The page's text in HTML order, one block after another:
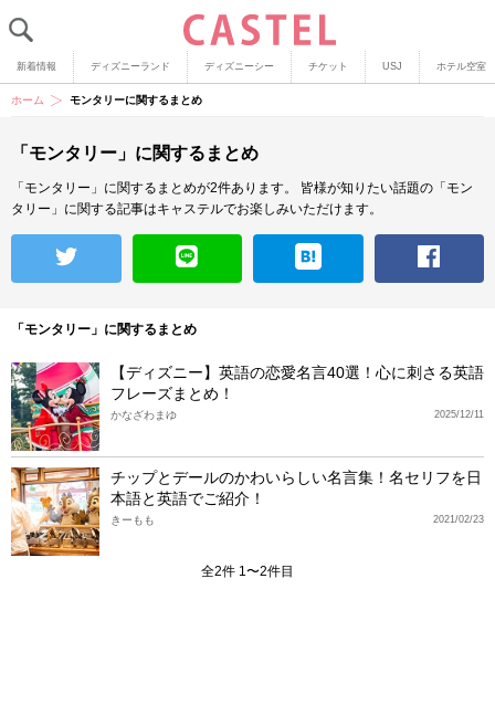
新着情報 ディズニーランド ディズニーシー チケット USJ ホテル空室
ホーム モンタリーに関するまとめ
「モンタリー」に関するまとめ
「モンタリー」に関するまとめが2件あります。
皆様が知りたい話題の「モン
タリー」に関する記事はキャステルでお楽しみいただけます。
「モンタリー」に関するまとめ
【ディズニー】英語の恋愛名言40選！心に刺さる英語
フレーズまとめ！
2025/12/11
かなざわまゆ
チップとデールのかわいらしい名言集！名セリフを日
本語と英語でご紹介！
2021/02/23
きーもも
全2件 1〜2件目